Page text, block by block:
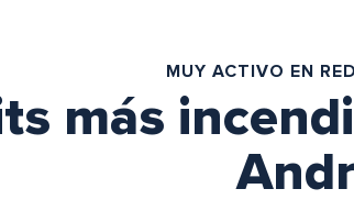
MUY ACTIVO EN
más